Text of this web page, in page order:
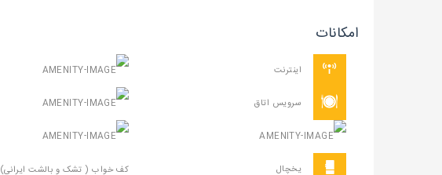
امکانات
اینترنت
حمام ایرانی اشتراکی سرویس اتاق
سرویس بهداشتی اشتراکی ( ایرانی )
شوفاژ کف خواب ( تشک و بالشت ایرانی) یخچال